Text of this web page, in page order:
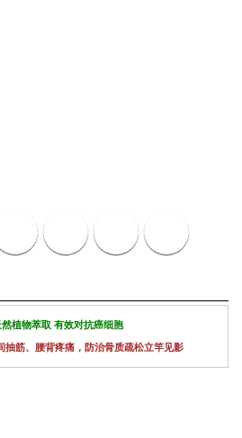
植物萃取 有效对抗癌细胞
筋、腰背疼痛，防治骨质疏松立竿见影